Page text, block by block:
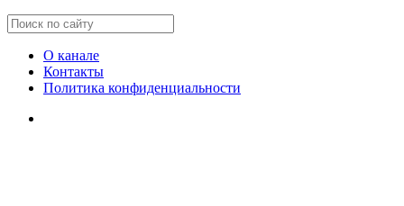
О канале
Контакты
Политика конфиденциальности